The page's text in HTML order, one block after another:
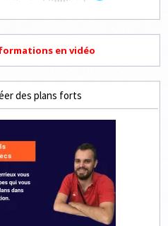
en vidéo
des plans forts